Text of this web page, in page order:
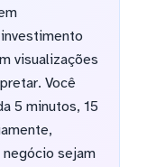
visualizações
Você
5 minutos, 15
sejam